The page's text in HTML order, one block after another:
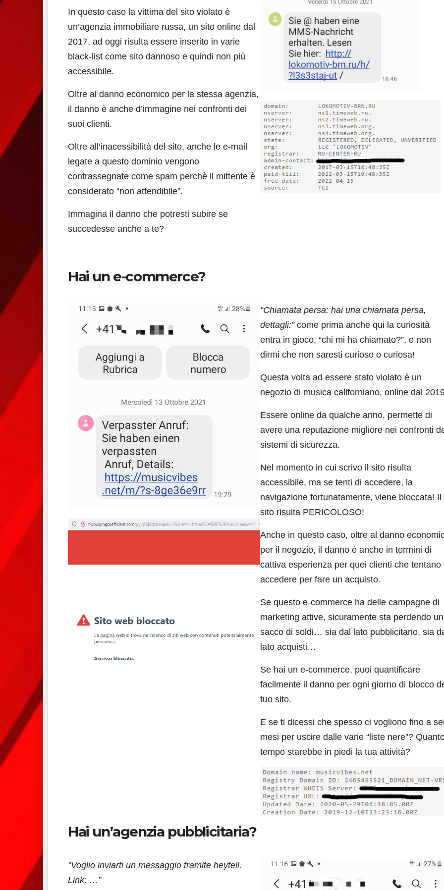
In questo caso la vittima del sito violato è
un’agenzia immobiliare russa, un sito online dal
2017, ad oggi risulta essere inserito in varie
black-list come sito dannoso e quindi non più
accessibile.
Oltre al danno economico per la stessa agenzia,
il danno è anche d’immagine nei confronti dei
suoi clienti.
Oltre all’inacessibilità del sito, anche le e-mail
legate a questo dominio vengono
contrassegnate come spam perchè il mittente è
considerato “non attendibile”.
Immagina il danno che potresti subire se
succedesse anche a te?
Hai un e-commerce?
“Chiamata persa: hai una chiamata persa,
dettagli:”come prima anche qui la curiosità
entra in gioco, “chi mi ha chiamato?”, e non
dirmi che non saresti curioso o curiosa!
Questa volta ad essere stato violato è un
negozio di musica californiano, online dal
Essere online da qualche anno, permette di
avere una reputazione migliore nei confronti
sistemi di sicurezza.
Nel momento in cui scrivo il sito risulta
accessibile, ma se tenti di accedere, la
navigazione fortunatamente, viene bloccata! Il
sito risulta PERICOLOSO!
Anche in questo caso, oltre al danno
per il negozio, il danno è anche in termini di
cattiva esperienza per quei clienti che tentano
accedere per fare un acquisto.
Se questo e-commerce ha delle campagne di
marketing attive, sicuramente sta perdendo un
sacco di soldi… sia dal lato pubblicitario, sia
lato acquisti…
Se hai un e-commerce, puoi quantificare
facilmente il danno per ogni giorno di blocco
tuo sito.
E se ti dicessi che spesso ci vogliono fino a
mesi per uscire dalle varie “liste nere”?
tempo starebbe in piedi la tua attività?
Hai un’agenzia pubblicitaria?
“Voglio inviarti un messaggio tramite heytell.
Link: …”